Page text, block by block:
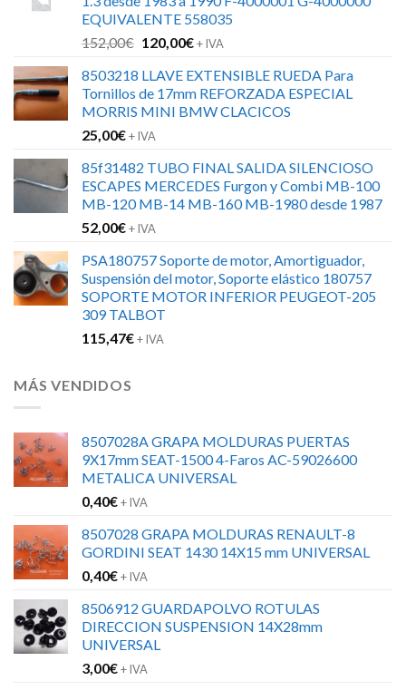
EQUIVALENTE 558035
152,00€ El
original
era:
152,00€.
120,00€El
actual
es:
120,00€.
+ IVA
8503218 LLAVE EXTENSIBLE RUEDA Para
Tornillos de 17mm REFORZADA ESPECIAL
MORRIS MINI BMW CLACICOS
25,00€+ IVA
85f31482 TUBO FINAL SALIDA SILENCIOSO
ESCAPES MERCEDES Furgon y Combi MB-100
MB-120 MB-14 MB-160 MB-1980 desde 1987
52,00€+ IVA
PSA180757 Soporte de motor, Amortiguador,
Suspensión del motor, Soporte elástico 180757
SOPORTE MOTOR INFERIOR PEUGEOT-205
309 TALBOT
115,47€+ IVA
MÁS VENDIDOS
8507028A GRAPA MOLDURAS PUERTAS
9X17mm SEAT-1500 4-Faros AC-59026600
METALICA UNIVERSAL
0,40€+ IVA
8507028 GRAPA MOLDURAS RENAULT-8
GORDINI SEAT 1430 14X15 mm UNIVERSAL
0,40€+ IVA
8506912 GUARDAPOLVO ROTULAS
DIRECCION SUSPENSION 14X28mm
UNIVERSAL
3,00€+ IVA